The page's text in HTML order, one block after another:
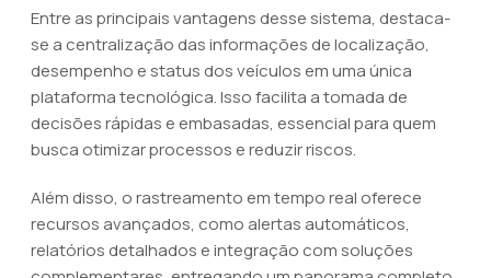
Entre as principais vantagens desse sistema, destaca-
se a centralização das informações de localização,
desempenho e status dos veículos em uma única
plataforma tecnológica. Isso facilita a tomada de
decisões rápidas e embasadas, essencial para quem
busca otimizar processos e reduzir riscos.
Além disso, o rastreamento em tempo real oferece
recursos avançados, como alertas automáticos,
relatórios detalhados e integração com soluções